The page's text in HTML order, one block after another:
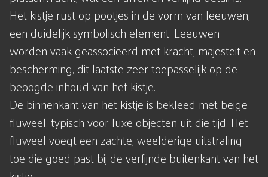
Het kistje rust op pootjes in de vorm van leeuwen,
een duidelijk symbolisch element. Leeuwen
worden vaak geassocieerd met kracht, majesteit en
bescherming, dit laatste zeer toepasselijk op de
beoogde inhoud van het kistje.
De binnenkant van het kistje is bekleed met beige
fluweel, typisch voor luxe objecten uit die tijd. Het
fluweel voegt een zachte, weelderige uitstraling
toe die goed past bij de verfijnde buitenkant van het